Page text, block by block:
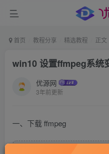
首页 教程分享 精选教程 正文
win10 设置ffmpeg系统
优源网
3年前更新
一、下载 ffmpeg